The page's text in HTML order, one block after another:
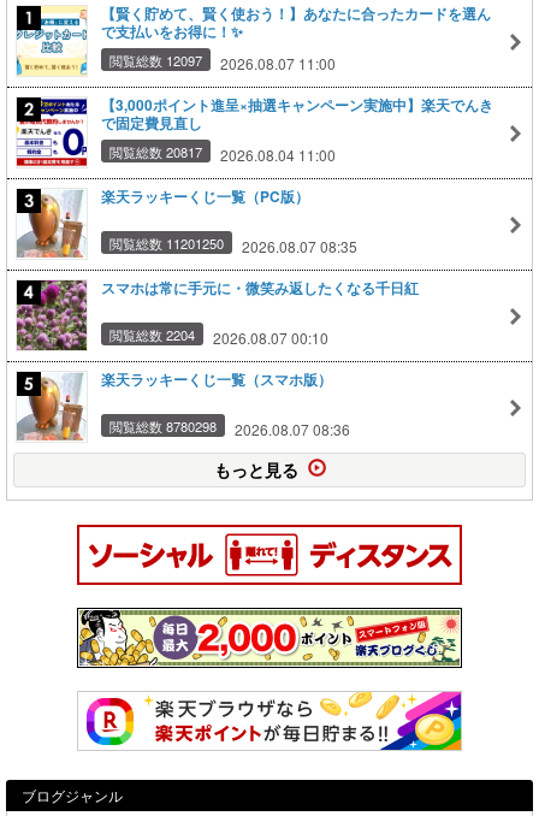
【賢く貯めて、賢く使おう！】あなたに合ったカードを選ん
で支払いをお得に！✨
閲覧総数 12097 2026.08.07 11:00
【3,000ポイント進呈×抽選キャンペーン実施中】楽天でんき
で固定費見直し
閲覧総数 20817 2026.08.04 11:00
楽天ラッキーくじ一覧（PC版）
閲覧総数 11201250 2026.08.07 08:35
スマホは常に手元に・微笑み返したくなる千日紅
閲覧総数 2204 2026.08.07 00:10
楽天ラッキーくじ一覧（スマホ版）
閲覧総数 8780298 2026.08.07 08:36
もっと見る
ブログジャンル